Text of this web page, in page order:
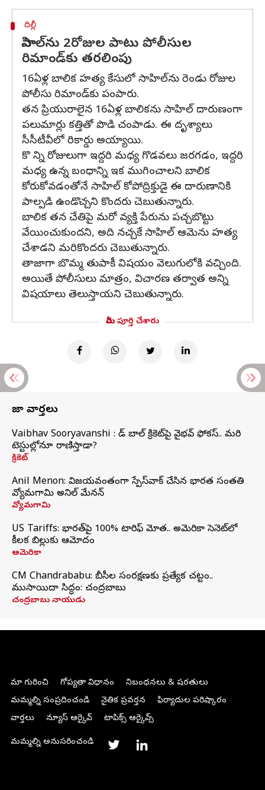
దిల్లీ
సాహిల్‌ను 2రోజుల పాటు పోలీసుల
రిమాండ్‌కు తరలింపు
16ఏళ్ల బాలిక హత్య కేసులో సాహిల్‌‌ను రెండు రోజుల
పోలీసు రిమాండ్‌కు పంపారు.
తన ప్రియురాలైన 16ఏళ్ల బాలికను సాహిల్ దారుణంగా
పలుమార్లు కత్తితో పొడి చంపాడు. ఈ దృశ్యాలు
సీసీటీవీలో రికార్డు అయ్యాయి.
కొ న్ని రోజులుగా ఇద్దరి మధ్య గొడవలు జరగడం, ఇద్దరి
మధ్య ఉన్న బంధాన్ని ఇక ముగించాలని బాలిక
కోరుకోవడంతోనే సాహిల్ కోపోద్రిక్తుడై ఈ దారుణానికి
పాల్పడి ఉండొచ్చని కొందరు చెబుతున్నారు.
బాలిక తన చేతిపై మరో వ్యక్తి పేరును పచ్చబొట్టు
వేయించుకుందని, అది నచ్చకే సాహిల్ ఆమెను హత్య
చేశాడని మరికొందరు చెబుతున్నారు.
తాజాగా బొమ్మ తుపాకీ విషయం వెలుగులోకి వచ్చింది.
అయితే పోలీసులు మాత్రం, విచారణ తర్వాత అన్ని
విషయాలు తెలుస్తాయని చెబుతున్నారు.
మీరు పూర్తి చేశారు
తాజా వార్తలు
Vaibhav Sooryavanshi : రెడ్ బాల్ క్రికెట్‌పై వైభవ్ ఫోకస్.. మరి
టెస్టుల్లోనూ రాణిస్తాడా?
క్రికెట్
Anil Menon: విజయవంతంగా స్పేస్‌వాక్‌ చేసిన భారత సంతతి
వ్యోమగామి అనిల్‌ మేనన్
వ్యోమగామి
US Tariffs: భారత్‌పై 100% టారిఫ్‌ మోత.. అమెరికా సెనెట్‌లో
కీలక బిల్లుకు ఆమోదం
అమెరికా
CM Chandrababu: బీసీల సంరక్షణకు ప్రత్యేక చట్టం..
ముసాయిదా సిద్ధం: చంద్రబాబు
చంద్రబాబు నాయుడు
మా గురించి గోప్యతా విధానం
నిబంధనలు & షరతులు
మమ్మల్ని సంప్రదించండి
నైతిక ప్రవర్తన
ఫిర్యాదుల పరిష్కారం
వార్తలు
న్యూస్ ఆర్కైవ్ టాపిక్స్ ఆర్కైవ్స్
మమ్మల్ని అనుసరించండి